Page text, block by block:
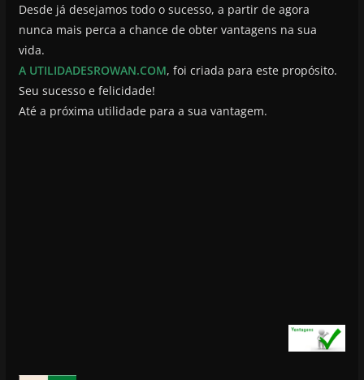
Desde já desejamos todo o sucesso, a partir de agora
nunca mais perca a chance de obter vantagens na sua
vida.
A UTILIDADESROWAN.COM, foi criada para este propósito.
Seu sucesso e felicidade!
Até a próxima utilidade para a sua vantagem.